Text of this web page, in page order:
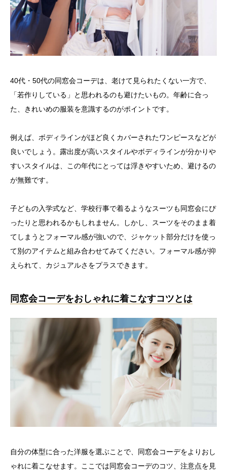
40代・50代の同窓会コーデは、老けて見られたくない一方で、
「若作りしている」と思われるのも避けたいもの。年齢に合っ
た、きれいめの服装を意識するのがポイントです。
例えば、ボディラインがほど良くカバーされたワンピースなどが
良いでしょう。露出度が高いスタイルやボディラインが分かりや
すいスタイルは、この年代にとっては浮きやすいため、避けるの
が無難です。
子どもの入学式など、学校行事で着るようなスーツも同窓会にぴ
ったりと思われるかもしれません。しかし、スーツをそのまま着
てしまうとフォーマル感が強いので、ジャケット部分だけを使っ
て別のアイテムと組み合わせてみてください。フォーマル感が抑
えられて、カジュアルさをプラスできます。
同窓会コーデをおしゃれに着こなすコツとは
自分の体型に合った洋服を選ぶことで、同窓会コーデをよりおし
ゃれに着こなせます。ここでは同窓会コーデのコツ、注意点を見